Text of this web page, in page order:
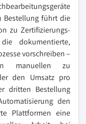
Bestellung führt die
zu Zertifizierungs-
dokumentierte,
vorschreiben –
manuellen zu
den Umsatz pro
dritten Bestellung
den
Plattformen eine